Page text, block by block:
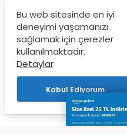
YAZARLARIMIZ
REKLAM &
© Copyright 2009-2026,
0
Bu web sitesinde en iyi
deneyimi yaşamanızı
sağlamak için çerezler
kullanılmaktadır.
Detaylar
Kabul Ediyorum